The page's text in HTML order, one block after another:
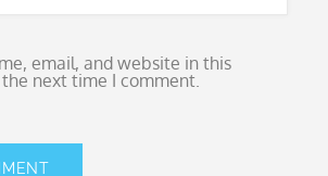
email, and website in this
next time I comment.